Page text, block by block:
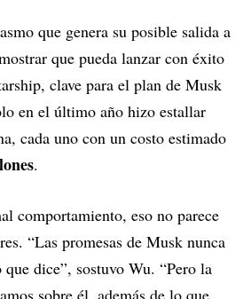
que genera su posible salida a
que pueda lanzar con éxito
clave para el plan de Musk
en el último año hizo estallar
cada uno con un costo estimado
.
comportamiento, eso no parece
“Las promesas de Musk nunca
dice”, sostuvo Wu. “Pero la
sobre él, además de lo que